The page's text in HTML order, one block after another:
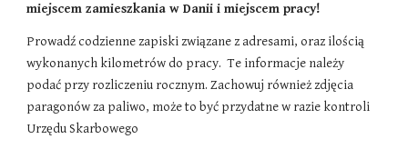
miejscem zamieszkania w Danii i miejscem pracy!
Prowadź codzienne zapiski związane z adresami, oraz ilością
wykonanych kilometrów do pracy. Te informacje należy
podać przy rozliczeniu rocznym. Zachowuj również zdjęcia
paragonów za paliwo, może to być przydatne w razie kontroli
Urzędu Skarbowego